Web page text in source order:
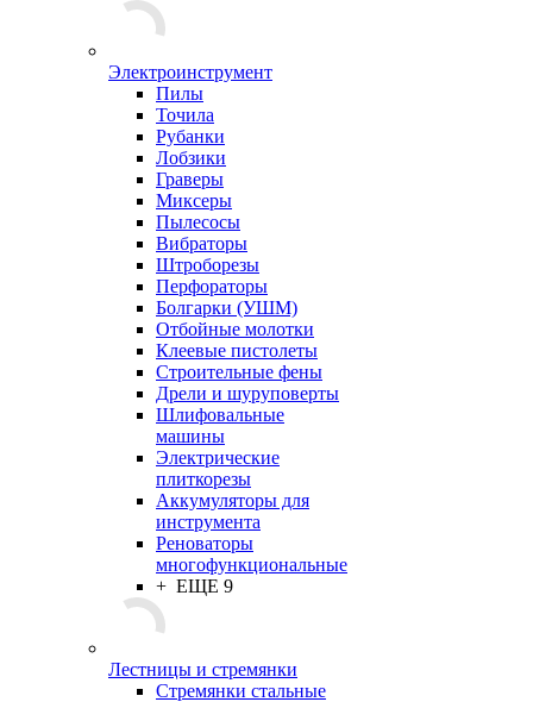
Электроинструмент
Пилы
Точила
Рубанки
Лобзики
Граверы
Миксеры
Пылесосы
Вибраторы
Штроборезы
Перфораторы
Болгарки (УШМ)
Отбойные молотки
Клеевые пистолеты
Строительные фены
Дрели и шуруповерты
Шлифовальные
машины
Электрические
плиткорезы
Аккумуляторы для
инструмента
Реноваторы
многофункциональные
+ ЕЩЕ 9
Лестницы и стремянки
Стремянки стальные